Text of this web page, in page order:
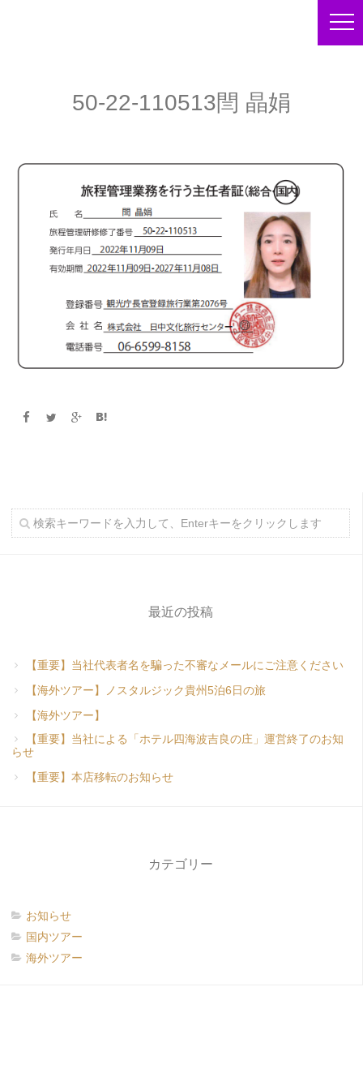
50-22-110513閆 晶娟
最近の投稿
【重要】当社代表者名を騙った不審なメールにご注意ください
【海外ツアー】ノスタルジック貴州5泊6日の旅
【海外ツアー】
【重要】当社による「ホテル四海波吉良の庄」運営終了のお知
らせ
【重要】本店移転のお知らせ
カテゴリー
お知らせ
国内ツアー
海外ツアー